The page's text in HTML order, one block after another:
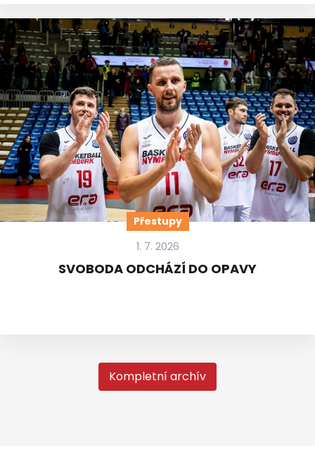
Přestupy
1. 7. 2026
SVOBODA ODCHÁZÍ DO OPAVY
Kompletní archív